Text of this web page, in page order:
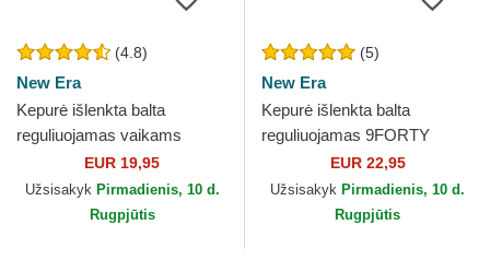
(4.8)
New Era
Kepurė išlenkta balta
reguliuojamas vaikams
9FORTY League Essential
New York Yankees MLB
EUR 19,95
Užsisakyk Pirmadienis, 10 d.
Rugpjūtis
(5)
New Era
Kepurė išlenkta balta
reguliuojamas 9FORTY
Flawless New York Yankees
MLB New Era
EUR 22,95
Užsisakyk Pirmadienis, 10 d.
Rugpjūtis